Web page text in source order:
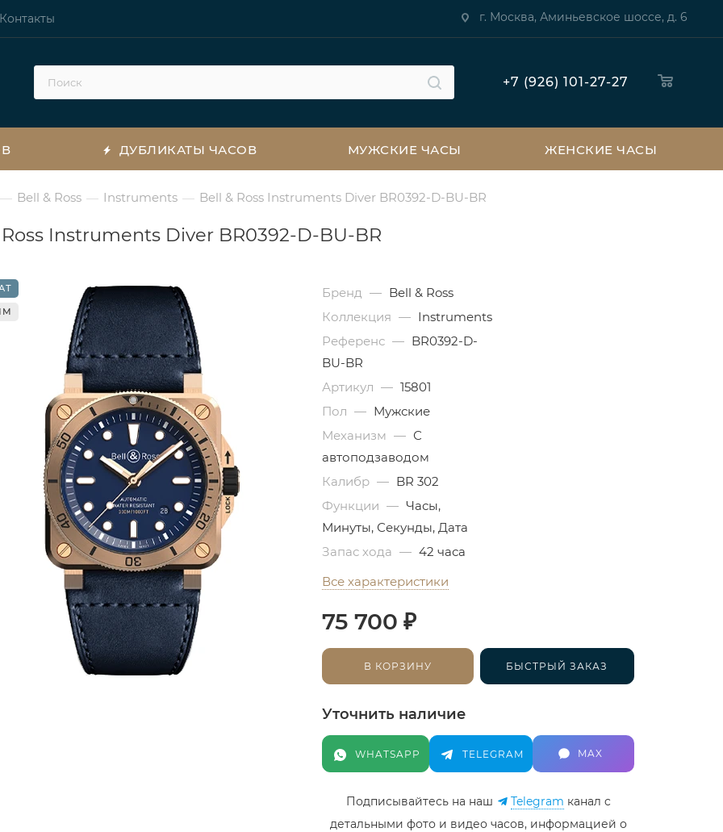
Контакты г. Москва, Аминьевское шоссе, д. 6
+7 (926) 101-27-27
ДУБЛИКАТЫ ЧАСОВ МУЖСКИЕ ЧАСЫ ЖЕНСКИЕ ЧАСЫ
— Bell & Ross — Instruments — Bell & Ross Instruments Diver BR0392-D-BU-BR
Instruments Diver BR0392-D-BU-BR
Бренд — Bell & Ross
Коллекция — Instruments
Референс — BR0392-D-
BU-BR
Артикул — 15801
Пол — Мужские
Механизм — С
автоподзаводом
Калибр — BR 302
Функции — Часы,
Минуты, Секунды, Дата
Запас хода — 42 часа
Все характеристики
75 700 ₽
В КОРЗИНУ БЫСТРЫЙ ЗАКАЗ
Уточнить наличие
WHATSAPP TELEGRAM MAX
Подписывайтесь на наш Telegram канал c
детальными фото и видео часов, информацией о